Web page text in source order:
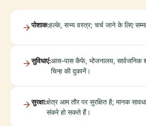
पोशाक:हल्के, सभ्य वस्त्र; चर्च जाने के लिए
सुविधाएं:आस-पास कैफे, भोजनालय, सार्वजनिक
चिन्ह की दुकानें।
सुरक्षा:क्षेत्र आम तौर पर सुरक्षित है; मानक
संकरे हो सकते हैं।